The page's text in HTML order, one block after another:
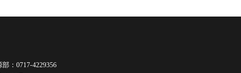
：0717-4229356